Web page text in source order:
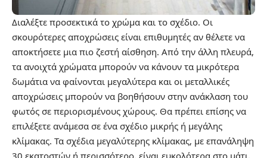
Διαλέξτε προσεκτικά το χρώμα και το σχέδιο. Οι
σκουρότερες αποχρώσεις είναι επιθυμητές αν θέλετε να
αποκτήσετε μια πιο ζεστή αίσθηση. Από την άλλη πλευρά,
τα ανοιχτά χρώματα μπορούν να κάνουν τα μικρότερα
δωμάτια να φαίνονται μεγαλύτερα και οι μεταλλικές
αποχρώσεις μπορούν να βοηθήσουν στην ανάκλαση του
φωτός σε περιορισμένους χώρους. Θα πρέπει επίσης να
επιλέξετε ανάμεσα σε ένα σχέδιο μικρής ή μεγάλης
κλίμακας. Τα σχέδια μεγαλύτερης κλίμακας, με επανάληψη
30 εκατοστών ή περισσότερο, είναι ευκολότερα στο μάτι.